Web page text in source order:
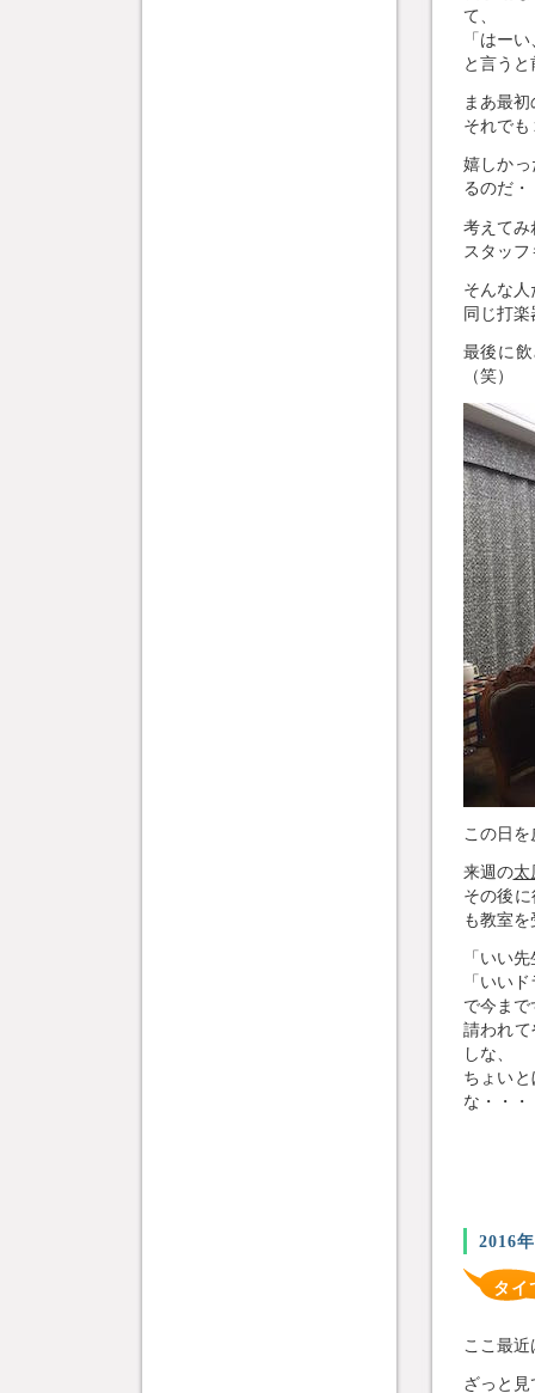
て、
「はー
と言う
まあ最
それで
嬉しか
るのだ・
考えてみ
スタッ
そんな
同じ打
最後に
（笑）
この日
来週の太
その後
も教室
「いい
「いい
で今ま
請われ
しな、
ちょい
な・・・
2016
タイ
ここ最
ざっと見